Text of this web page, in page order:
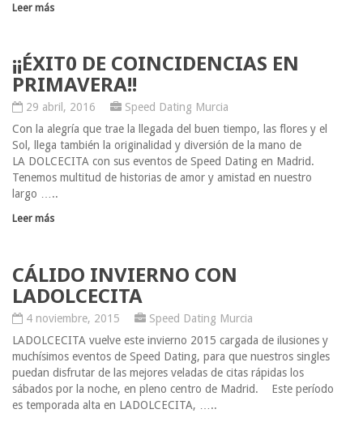
Leer más
¡¡ÉXIT0 DE COINCIDENCIAS EN
PRIMAVERA!!
29 abril, 2016
Speed Dating Murcia
Con la alegría que trae la llegada del buen tiempo, las flores y el
Sol, llega también la originalidad y diversión de la mano de
LA DOLCECITA con sus eventos de Speed Dating en Madrid.
Tenemos multitud de historias de amor y amistad en nuestro
largo …..
Leer más
CÁLIDO INVIERNO CON
LADOLCECITA
4 noviembre, 2015
Speed Dating Murcia
LADOLCECITA vuelve este invierno 2015 cargada de ilusiones y
muchísimos eventos de Speed Dating, para que nuestros singles
puedan disfrutar de las mejores veladas de citas rápidas los
sábados por la noche, en pleno centro de Madrid. Este período
es temporada alta en LADOLCECITA, …..